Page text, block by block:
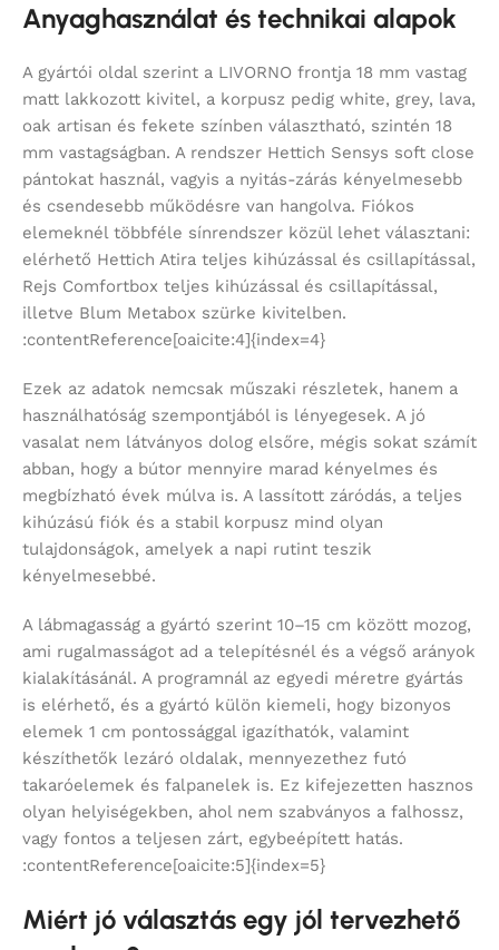
Anyaghasználat és technikai alapok
A gyártói oldal szerint a LIVORNO frontja 18 mm vastag
matt lakkozott kivitel, a korpusz pedig white, grey, lava,
oak artisan és fekete színben választható, szintén 18
mm vastagságban. A rendszer Hettich Sensys soft close
pántokat használ, vagyis a nyitás-zárás kényelmesebb
és csendesebb működésre van hangolva. Fiókos
elemeknél többféle sínrendszer közül lehet választani:
elérhető Hettich Atira teljes kihúzással és csillapítással,
Rejs Comfortbox teljes kihúzással és csillapítással,
illetve Blum Metabox szürke kivitelben.
:contentReference[oaicite:4]{index=4}
Ezek az adatok nemcsak műszaki részletek, hanem a
használhatóság szempontjából is lényegesek. A jó
vasalat nem látványos dolog elsőre, mégis sokat számít
abban, hogy a bútor mennyire marad kényelmes és
megbízható évek múlva is. A lassított záródás, a teljes
kihúzású fiók és a stabil korpusz mind olyan
tulajdonságok, amelyek a napi rutint teszik
kényelmesebbé.
A lábmagasság a gyártó szerint 10–15 cm között mozog,
ami rugalmasságot ad a telepítésnél és a végső arányok
kialakításánál. A programnál az egyedi méretre gyártás
is elérhető, és a gyártó külön kiemeli, hogy bizonyos
elemek 1 cm pontossággal igazíthatók, valamint
készíthetők lezáró oldalak, mennyezethez futó
takaróelemek és falpanelek is. Ez kifejezetten hasznos
olyan helyiségekben, ahol nem szabványos a falhossz,
vagy fontos a teljesen zárt, egybeépített hatás.
:contentReference[oaicite:5]{index=5}
Miért jó választás egy jól tervezhető